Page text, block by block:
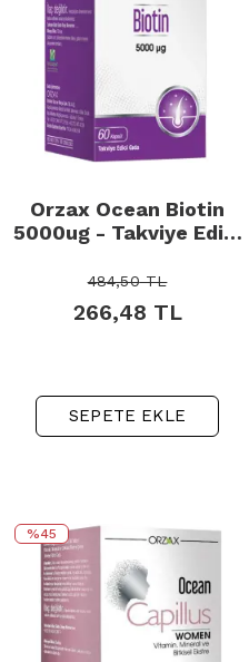
Orzax Ocean Biotin
5000ug - Takviye Edici
484,50TL
266,48 TL
SEPETE EKLE
%45